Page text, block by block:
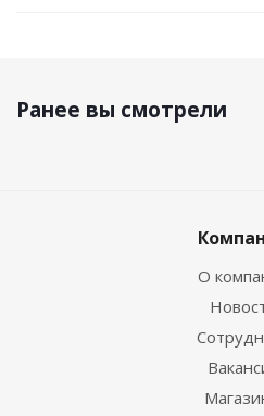
Ранее вы смотрели
О